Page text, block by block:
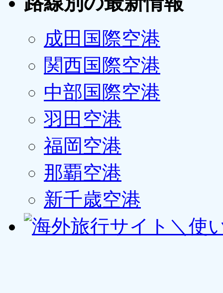
成田国際空港
関西国際空港
中部国際空港
羽田空港
福岡空港
那覇空港
新千歳空港